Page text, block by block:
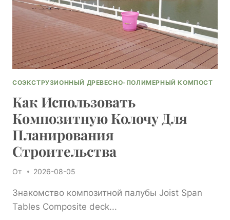
СОЭКСТРУЗИОННЫЙ ДРЕВЕСНО-ПОЛИМЕРНЫЙ КОМПОСТ
Как Использовать
Композитную Колочу Для
Планирования
Строительства
От 2026-08-05
Знакомство композитной палубы Joist Span
Tables Composite deck...